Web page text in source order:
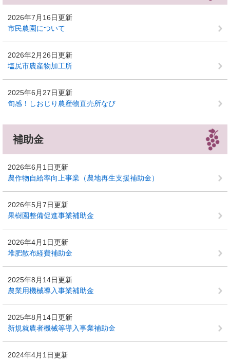
2026年7月16日更新
市民農園について
2026年2月26日更新
塩尻市農産物加工所
2025年6月27日更新
旬感！しおじり農産物直売所なび
補助金
2026年6月1日更新
農作物自給率向上事業（農地再生支援補助金）
2026年5月7日更新
果樹園整備促進事業補助金
2026年4月1日更新
堆肥散布経費補助金
2025年8月14日更新
農業用機械導入事業補助金
2025年8月14日更新
新規就農者機械等導入事業補助金
2024年4月1日更新